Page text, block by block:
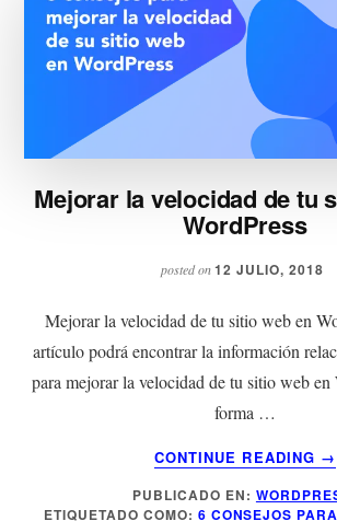
Mejorar la velocidad de tu
WordPress
posted on12 JULIO, 2018
Mejorar la velocidad de tu sitio web en
artículo podrá encontrar la información
para mejorar la velocidad de tu sitio web en
forma …
CONTINUE READING
DE
→
PUBLICADO EN:
ETIQUETADO COMO: 6 CONSEJOS